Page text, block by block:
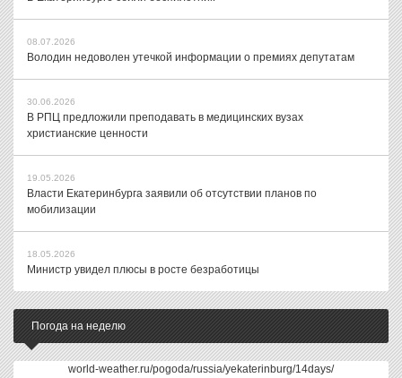
08.07.2026
Володин недоволен утечкой информации о премиях депутатам
30.06.2026
В РПЦ предложили преподавать в медицинских вузах
христианские ценности
19.05.2026
Власти Екатеринбурга заявили об отсутствии планов по
мобилизации
18.05.2026
Министр увидел плюсы в росте безработицы
Погода на неделю
world-weather.ru/pogoda/russia/yekaterinburg/14days/